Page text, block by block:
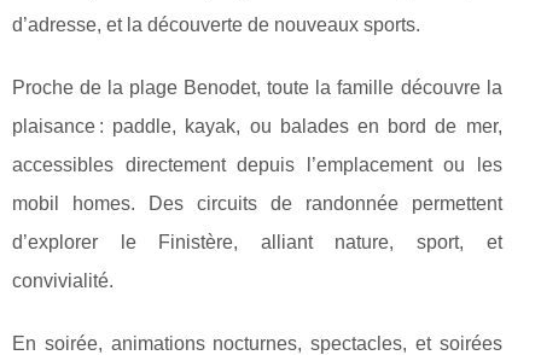
d’adresse, et la découverte de nouveaux sports.
Proche de la plage Benodet, toute la famille découvre la
plaisance : paddle, kayak, ou balades en bord de mer,
accessibles directement depuis l’emplacement ou les
mobil homes. Des circuits de randonnée permettent
d’explorer le Finistère, alliant nature, sport, et
convivialité.
En soirée, animations nocturnes, spectacles, et soirées